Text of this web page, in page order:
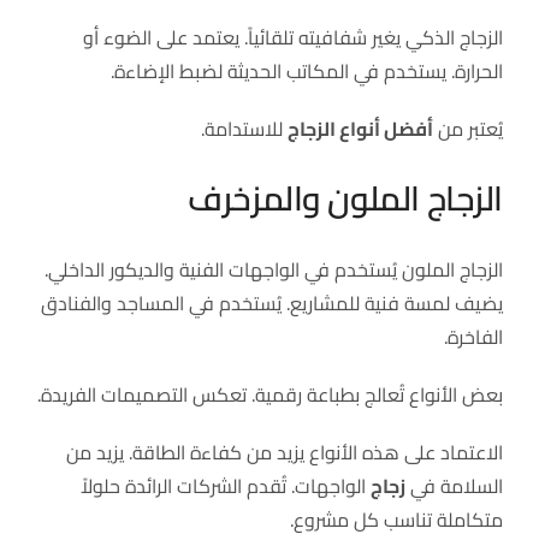
الزجاج الذكي يغير شفافيته تلقائياً. يعتمد على الضوء أو
الحرارة. يستخدم في المكاتب الحديثة لضبط الإضاءة.
يُعتبر منأفضل أنواع الزجاجللاستدامة.
الزجاج الملون والمزخرف
الزجاج الملون يُستخدم في الواجهات الفنية والديكور الداخلي.
يضيف لمسة فنية للمشاريع. يُستخدم في المساجد والفنادق
الفاخرة.
بعض الأنواع تُعالج بطباعة رقمية. تعكس التصميمات الفريدة.
الاعتماد على هذه الأنواع يزيد من كفاءة الطاقة. يزيد من
السلامة فيزجاجالواجهات. تُقدم الشركات الرائدة حلولاً
متكاملة تناسب كل مشروع.